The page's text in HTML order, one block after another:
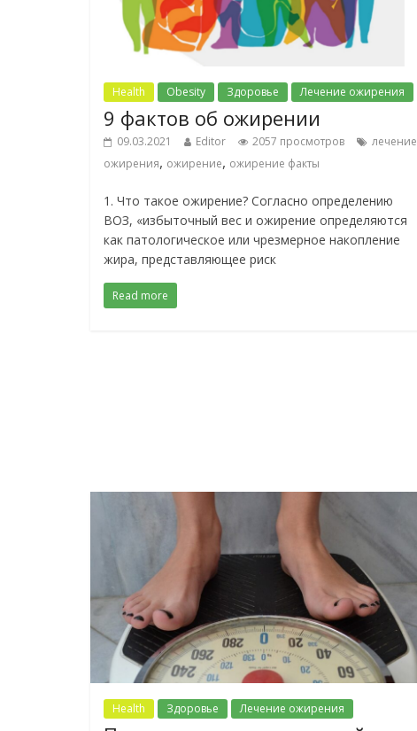
Health Obesity Здоровье Лечение ожирения
9 фактов об ожирении
09.03.2021 Editor 2057 просмотров
лечение
ожирения, ожирение, ожирение факты
1. Что такое ожирение? Согласно определению
ВОЗ, «избыточный вес и ожирение определяются
как патологическое или чрезмерное накопление
жира, представляющее риск
Read more
Health Здоровье Лечение ожирения